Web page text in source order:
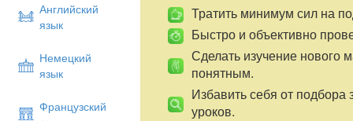
Английский
язык
Немецкий
язык
Французский
Тратить минимум сил на
Быстро и объективно
Сделать изучение нового
понятным.
Избавить себя от подбора
уроков.